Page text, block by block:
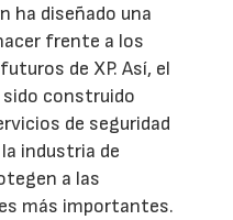
ha diseñado una
frente a los
de XP. Así, el
sido construido
de seguridad
industria de
a las
más importantes.